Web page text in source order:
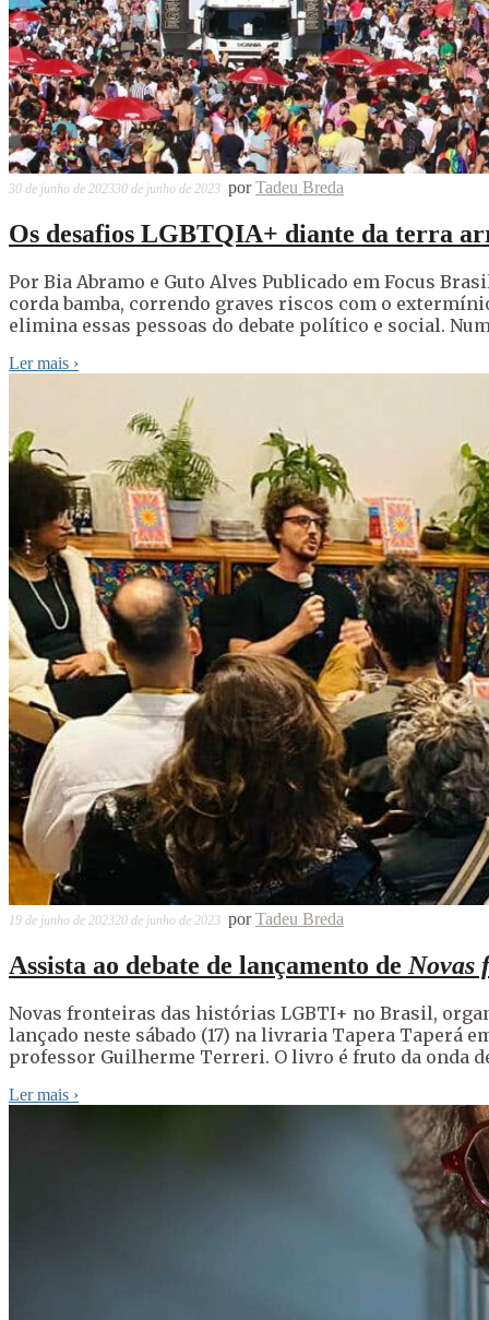
30 de junho de 202330 de junho de 2023 porTadeu Breda
Os desafios LGBTQIA+ diante da terra
Por Bia Abramo e Guto Alves Publicado em Focus
corda bamba, correndo graves riscos com o
elimina essas pessoas do debate político e social.
Ler mais ›
19 de junho de 202320 de junho de 2023 porTadeu Breda
Assista ao debate de lançamento de Novas
Novas fronteiras das histórias LGBTI+ no Brasil,
lançado neste sábado (17) na livraria Tapera Taperá
professor Guilherme Terreri. O livro é fruto da onda
Ler mais ›